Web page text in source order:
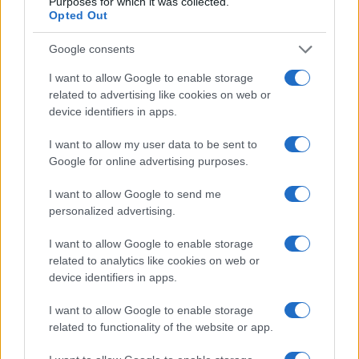
Opted Out
Google consents
I want to allow Google to enable storage
related to advertising like cookies on web or
device identifiers in apps.
I want to allow my user data to be sent to
Google for online advertising purposes.
I want to allow Google to send me
personalized advertising.
I want to allow Google to enable storage
related to analytics like cookies on web or
device identifiers in apps.
I want to allow Google to enable storage
related to functionality of the website or app.
« Primero « ... 25
Quienes somos
Últimas Noticias
Señala una noticia